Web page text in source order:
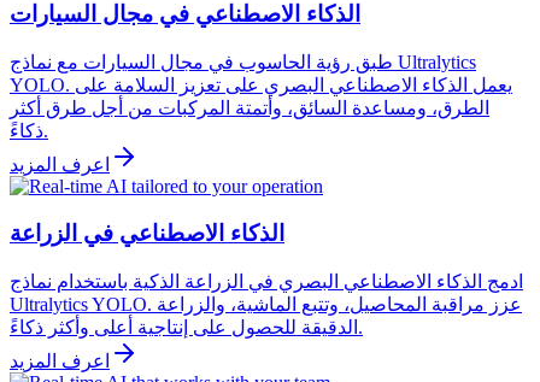
الذكاء الاصطناعي في مجال السيارات
طبق رؤية الحاسوب في مجال السيارات مع نماذج Ultralytics
YOLO. يعمل الذكاء الاصطناعي البصري على تعزيز السلامة على
الطرق، ومساعدة السائق، وأتمتة المركبات من أجل طرق أكثر
ذكاءً.
اعرف المزيد
الذكاء الاصطناعي في الزراعة
ادمج الذكاء الاصطناعي البصري في الزراعة الذكية باستخدام نماذج
Ultralytics YOLO. عزز مراقبة المحاصيل، وتتبع الماشية، والزراعة
الدقيقة للحصول على إنتاجية أعلى وأكثر ذكاءً.
اعرف المزيد